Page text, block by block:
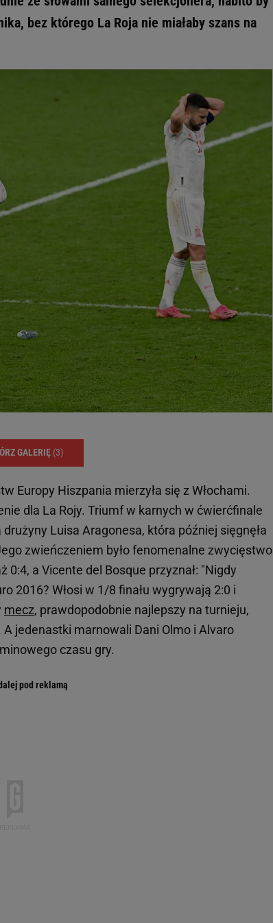
bez którego La Roja nie miałaby szans na
GALERIĘ (3)
Europy Hiszpania mierzyła się z Włochami.
dla La Rojy. Triumf w karnych w ćwierćfinale
Luisa Aragonesa, która później sięgnęła
zwieńczeniem było fenomenalne zwycięstwo
0:4, a Vicente del Bosque przyznał: "Nigdy
2016? Włosi w 1/8 finału wygrywają 2:0 i
mecz, prawdopodobnie najlepszy na turnieju,
jedenastki marnowali Dani Olmo i Alvaro
czasu gry.